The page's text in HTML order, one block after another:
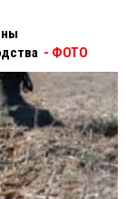
- ФОТО